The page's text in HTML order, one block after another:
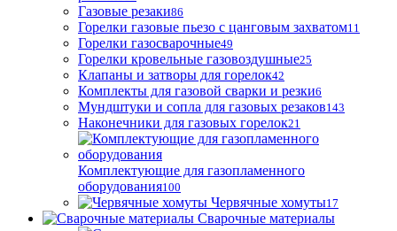
Газовые резаки86
Горелки газовые пьезо с цанговым захватом11
Горелки газосварочные49
Горелки кровельные газовоздушные25
Клапаны и затворы для горелок42
Комплекты для газовой сварки и резки6
Мундштуки и сопла для газовых резаков143
Наконечники для газовых горелок21
Комплектующие для газопламенного
оборудования100
Червячные хомуты17
Сварочные материалы